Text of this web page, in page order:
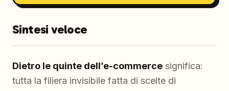
Sintesi veloce
Dietro le quinte dell’e-commerce significa:
tutta la filiera invisibile fatta di scelte di